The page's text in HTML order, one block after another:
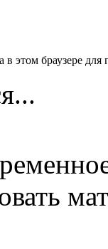
в этом браузере